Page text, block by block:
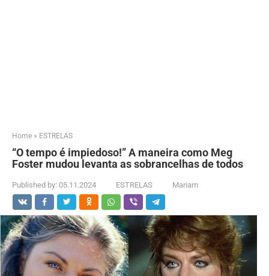
Home » ESTRELAS
“O tempo é impiedoso!” A maneira como Meg
Foster mudou levanta as sobrancelhas de todos
Published by: 05.11.2024 ESTRELAS Mariam